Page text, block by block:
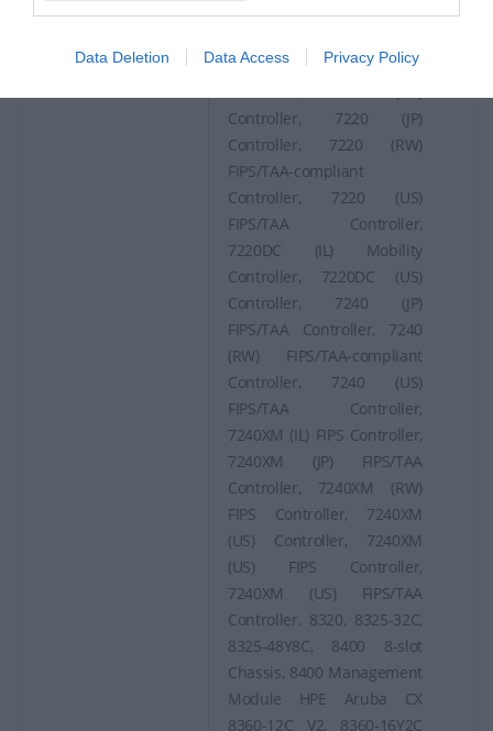
Data Deletion Data Access Privacy Policy
compliant Controller, 7210
Controller, 7210DC (JP)
Controller, 7220 (JP)
Controller, 7220 (RW)
FIPS/TAA-compliant
Controller, 7220 (US)
FIPS/TAA Controller,
7220DC (IL) Mobility
Controller, 7220DC (US)
Controller, 7240 (JP)
FIPS/TAA Controller, 7240
(RW) FIPS/TAA-compliant
Controller, 7240 (US)
FIPS/TAA Controller,
7240XM (IL) FIPS Controller,
7240XM (JP) FIPS/TAA
Controller, 7240XM (RW)
FIPS Controller, 7240XM
(US) Controller, 7240XM
(US) FIPS Controller,
7240XM (US) FIPS/TAA
Controller, 8320, 8325-32C,
8325-48Y8C, 8400 8-slot
Chassis, 8400 Management
Module HPE Aruba CX
8360-12C V2, 8360-16Y2C